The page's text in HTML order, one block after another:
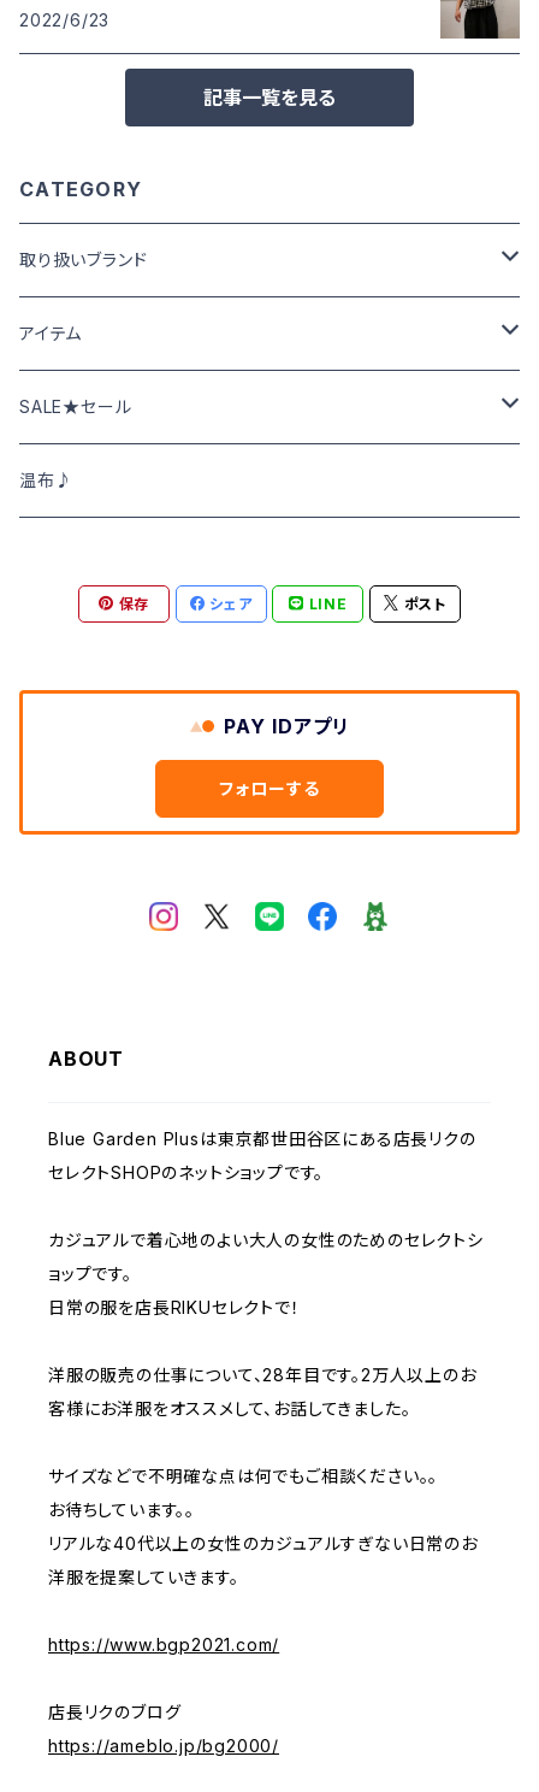
2022/6/23
記事一覧を見る
CATEGORY
取り扱いブランド
Cafetty カフェッティ
Grin グリン
トップス
NATURAL LAUNDRY ナチュラルランドリー
SWEET CAMEL スウィートキャメル
M・J・G エム,ジ,ジェ
MID FOOT ミッドフット
アイテム
パンツ･スカート
ニット･アウター
ワンピース
カットソー
SALE★セール
春夏物SALE
BOTOMS ボトムス
温布♪
保存 シェア LINE ポスト
PAY IDアプリ
フォローする
ABOUT
Blue Garden Plusは東京都世田谷区にある店長リクの
セレクトSHOPのネットショップです。
カジュアルで着心地のよい大人の女性のためのセレクトシ
ョップです。
日常の服を店長RIKUセレクトで！
洋服の販売の仕事について、28年目です。2万人以上のお
客様にお洋服をオススメして、お話してきました。
サイズなどで不明確な点は何でもご相談ください。。
お待ちしています。。
リアルな40代以上の女性のカジュアルすぎない日常のお
洋服を提案していきます。
https://www.bgp2021.com/
店長リクのブログ
https://ameblo.jp/bg2000/